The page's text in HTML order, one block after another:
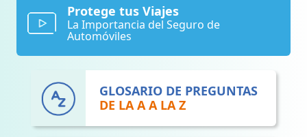
Protege tus Viajes
La Importancia del Seguro de
Automóviles
GLOSARIO DE PREGUNTAS
DE LA A A LA Z